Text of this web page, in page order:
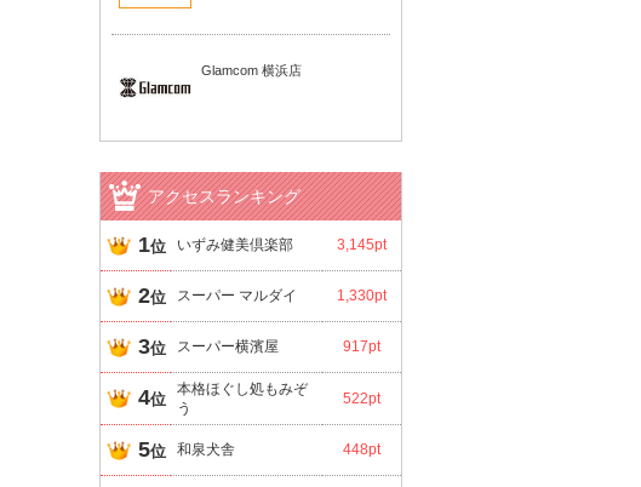
Glamcom 横浜店
アクセスランキング
1位 いずみ健美倶楽部 3,145pt
2位 スーパー マルダイ 1,330pt
3位 スーパー横濱屋 917pt
4位
本格ほぐし処もみぞ
う
522pt
5位 和泉犬舎 448pt